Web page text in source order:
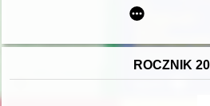
ROCZNIK